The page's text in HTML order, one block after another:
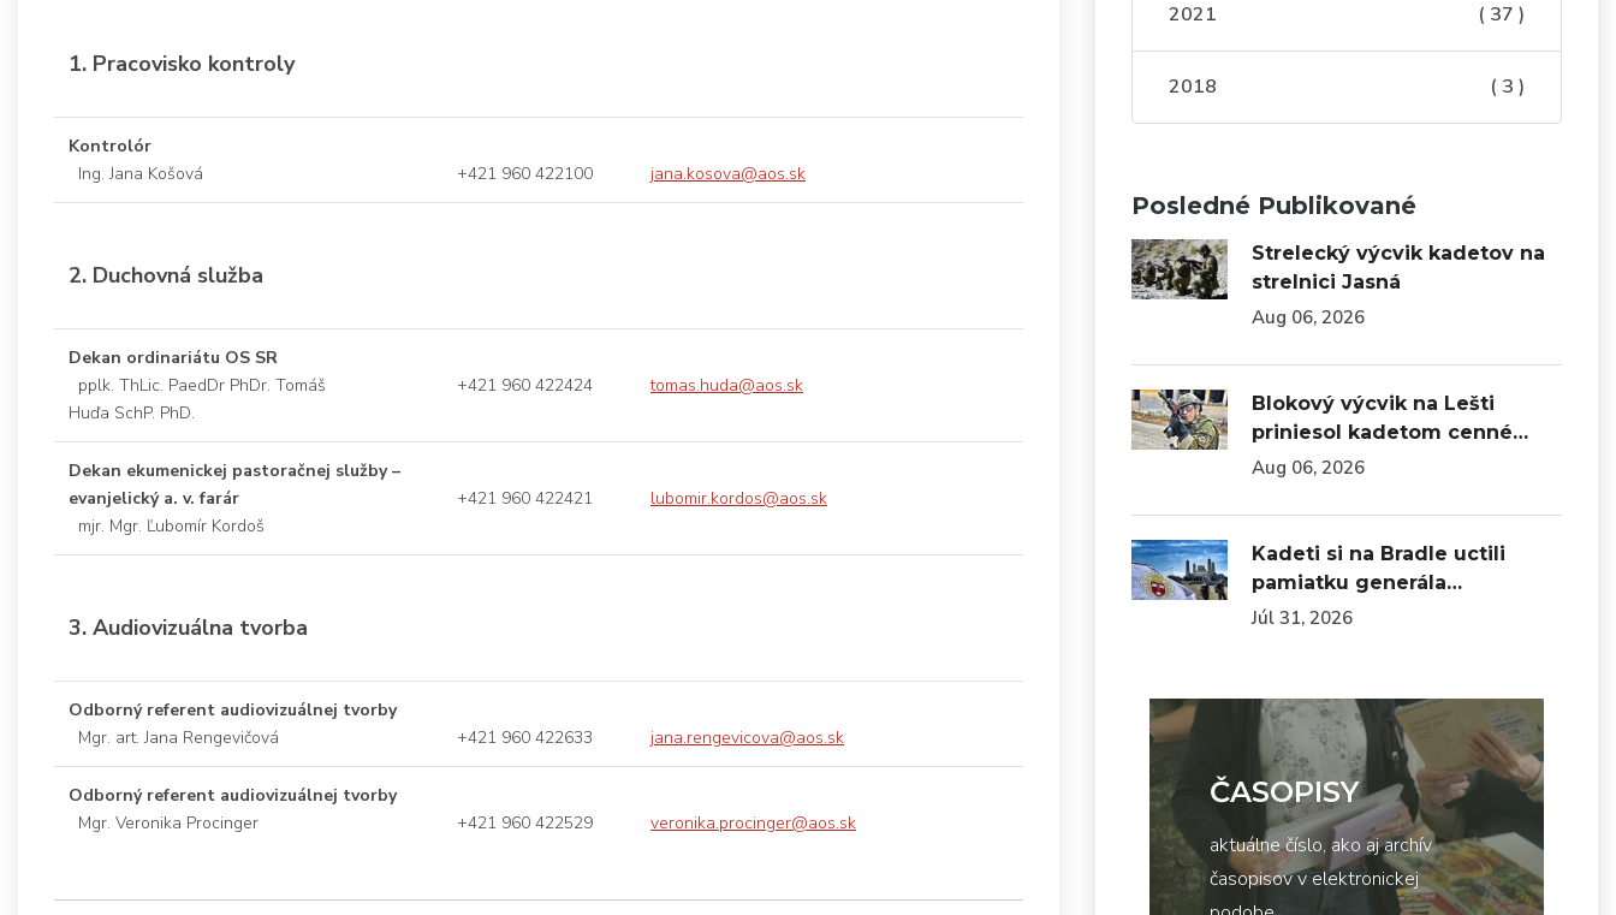
1. Pracovisko kontroly
Kontrolór
Ing. Jana Košová
+421 960 422100 jana.kosova@aos.sk
2. Duchovná služba
Dekan ordinariátu OS SR
pplk. ThLic. PaedDr PhDr. Tomáš
Huďa SchP. PhD.
+421 960 422424 tomas.huda@aos.sk
Dekan ekumenickej pastoračnej služby –
evanjelický a. v. farár
mjr. Mgr. Ľubomír Kordoš
+421 960 422421 lubomir.kordos@aos.sk
3. Audiovizuálna tvorba
Odborný referent audiovizuálnej tvorby
Mgr. art. Jana Rengevičová
+421 960 422633 jana.rengevicova@aos.sk
Odborný referent audiovizuálnej tvorby
Mgr. Veronika Procinger
+421 960 422529 veronika.procinger@aos.sk
2021 ( 37 )
2018 ( 3 )
Posledné Publikované
Strelecký výcvik kadetov na
strelnici Jasná
Aug 06, 2026
Blokový výcvik na Lešti
priniesol kadetom cenné…
Aug 06, 2026
Kadeti si na Bradle uctili
pamiatku generála…
Júl 31, 2026
ČASOPISY
aktuálne číslo, ako aj archív
časopisov v elektronickej